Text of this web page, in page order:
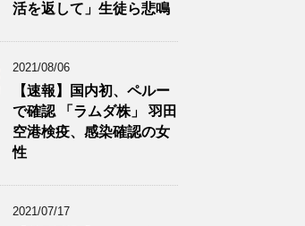
活を返して」生徒ら悲鳴
2021/08/06
【速報】国内初、ペルー
で確認 「ラムダ株」 羽田
空港検疫、感染確認の女
性
2021/07/17